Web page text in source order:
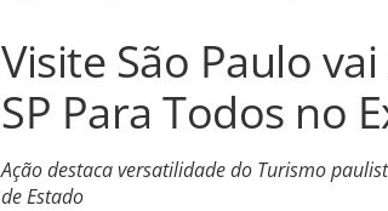
Visite São Paulo
SP Para Todos no
Ação destaca versatilidade do Turismo
de Estado